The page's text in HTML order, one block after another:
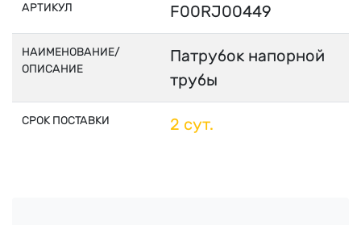
АРТИКУЛ F00RJ00449
НАИМЕНОВАНИЕ/
ОПИСАНИЕ
Патрубок напорной
трубы
СРОК ПОСТАВКИ 2 сут.